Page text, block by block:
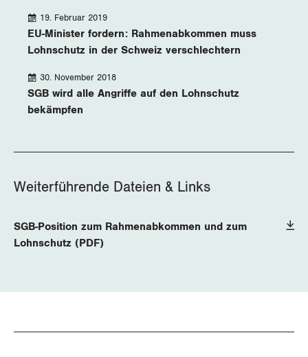
EU-Minister fordern: Rahmenabkommen muss
Lohnschutz in der Schweiz verschlechtern
19. Februar 2019
SGB wird alle Angriffe auf den Lohnschutz
bekämpfen
30. November 2018
Weiterführende Dateien & Links
SGB-Position zum Rahmenabkommen und zum
Lohnschutz (PDF)